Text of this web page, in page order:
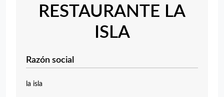
RESTAURANTE LA
ISLA
Razón social
la isla